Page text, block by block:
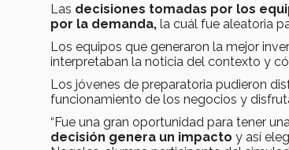
Las decisiones tomadas por los
por la demanda, la cuál fue aleatoria
Los equipos que generaron la mejor
interpretaban la noticia del contexto y
Los jóvenes de preparatoria pudieron
funcionamiento de los negocios y
“Fue una gran oportunidad para tener
decisión genera un impacto y así